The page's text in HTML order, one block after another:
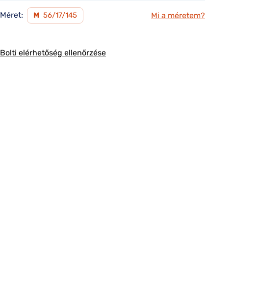
Méret: M 56/17/145 Mi a méretem?
Bolti elérhetőség ellenőrzése